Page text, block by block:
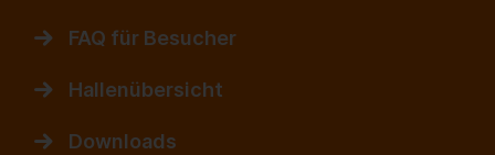
FAQ für Besucher
Hallenübersicht
Downloads